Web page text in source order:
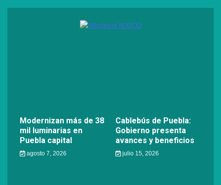
Modernizan más de 38
mil luminarias en
Puebla capital
agosto 7, 2026
Cablebús de Puebla:
Gobierno presenta
avances y beneficios
julio 15, 2026